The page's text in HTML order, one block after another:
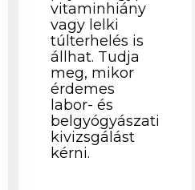
vitaminhiány
vagy lelki
túlterhelés is
állhat. Tudja
meg, mikor
érdemes
labor- és
belgyógyászati
kivizsgálást
kérni.